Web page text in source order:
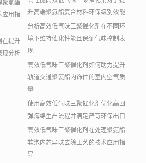
聚氨酯
应用指
在提升
现分析
升高端聚氨酯复合材料环保级别效能
分析高效低气味三聚催化剂在不同环
境下维持催化性能且保证气味控制表
现
高效低气味三聚催化剂如何助力提升
轨道交通聚氨酯内饰件的室内空气质
量
使用高效低气味三聚催化剂优化高回
弹海绵生产流程并满足严苛环保出口
高效低气味三聚催化剂在处理聚氨酯
软泡内芯异味去除工艺的技术应用指
导